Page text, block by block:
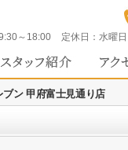
～18:00 定休日： 水曜
ブン 甲府富士見通り店